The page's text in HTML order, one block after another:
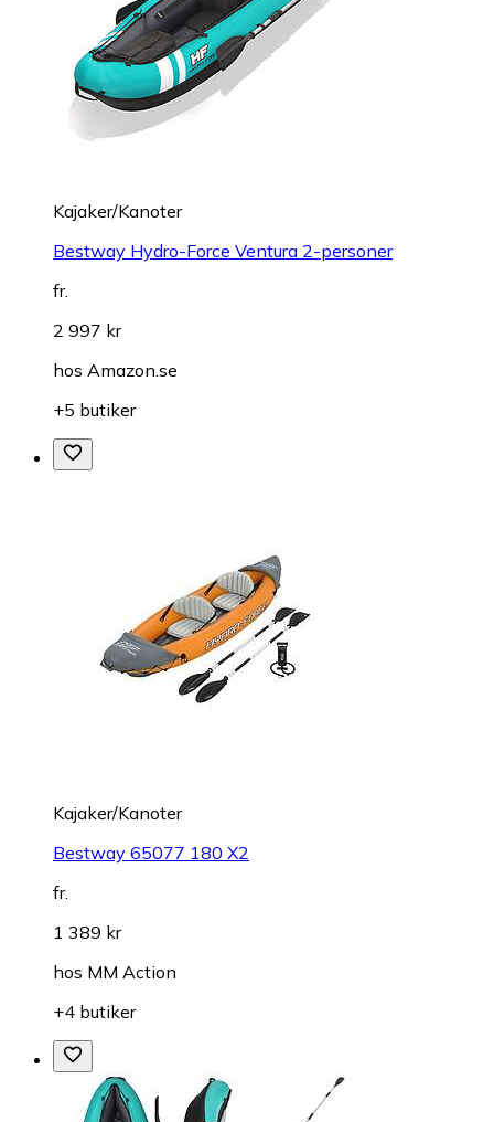
Kajaker/Kanoter
Bestway Hydro-Force Ventura 2-personer
fr.
2 997 kr
hos Amazon.se
+5 butiker
Kajaker/Kanoter
Bestway 65077 180 X2
fr.
1 389 kr
hos MM Action
+4 butiker